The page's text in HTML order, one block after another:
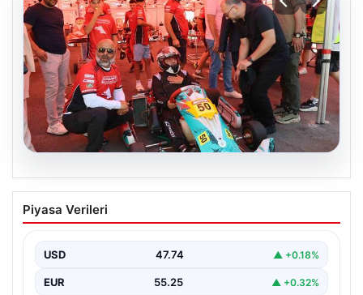
08.08.2026
Kapadokya Motor Sporları
Kompleksi’nde Resmi Yarışlara Start
Kapadokya bölgesinde heyecan ve tutkunun buluştuğu
Kompleksi,…
Piyasa Verileri
USD 47.74 ▲ +0.18%
EUR 55.25 ▲ +0.32%